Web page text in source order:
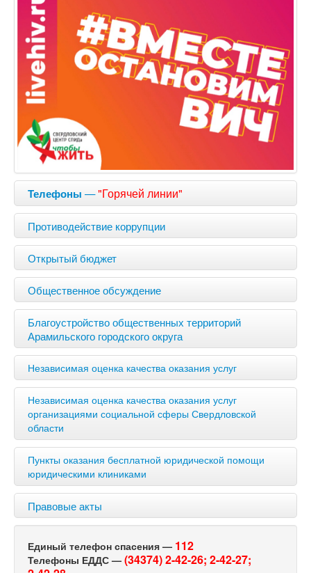
Телефоны —"Горячей линии"
Противодействие коррупции
Открытый бюджет
Общественное обсуждение
Благоустройство общественных территорий
Арамильского городского округа
Независимая оценка качества оказания услуг
Независимая оценка качества оказания услуг
организациями социальной сферы Свердловской
области
Пункты оказания бесплатной юридической помощи
юридическими клиниками
Правовые акты
Единый телефон спасения — 112
Телефоны ЕДДС — (34374) 2-42-26; 2-42-27;